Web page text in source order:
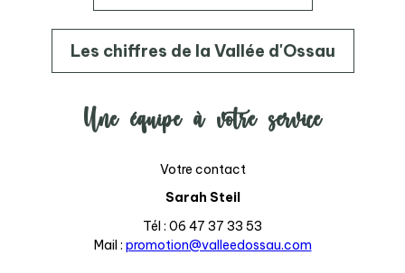
Les chiffres de la Vallée d'Ossau
Une équipe à votre service
Votre contact
Sarah Steil
Tél : 06 47 37 33 53
Mail : promotion@valleedossau.com